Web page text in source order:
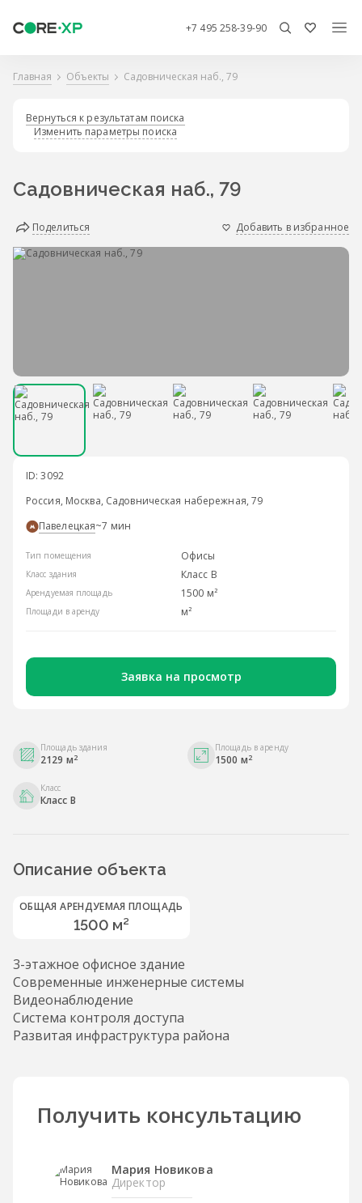
+7 495 258-39-90
Главная Объекты Садовническая наб., 79
Вернуться к результатам поиска
Изменить параметры поиска
Садовническая наб., 79
Поделиться Добавить в избранное
ID: 3092
Россия, Москва, Садовническая набережная, 79
Павелецкая~7 мин
Тип помещения Офисы
Класс здания Класс B
Арендуемая площадь 1500 м²
Площади в аренду м²
Заявка на просмотр
Площадь здания
2129 м2
Площадь в аренду
1500 м2
Класс
Класс B
Описание объекта
ОБЩАЯ АРЕНДУЕМАЯ ПЛОЩАДЬ
1500 м²
3-этажное офисное здание
Современные инженерные системы
Видеонаблюдение
Система контроля доступа
Развитая инфраструктура района
Получить консультацию
Мария Новикова
Директор